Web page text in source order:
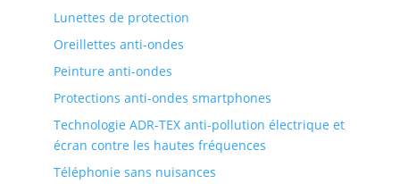
Lunettes de protection
Oreillettes anti-ondes
Peinture anti-ondes
Protections anti-ondes smartphones
Technologie ADR-TEX anti-pollution électrique et
écran contre les hautes fréquences
Téléphonie sans nuisances